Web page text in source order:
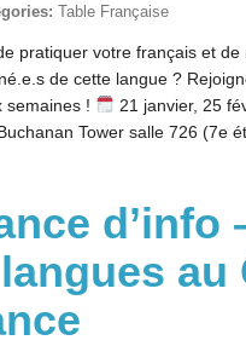
Table Française
pratiquer votre français et
de cette langue ?
semaines !
21 janvier, 25
Tower salle 726 (7e
d’info
au